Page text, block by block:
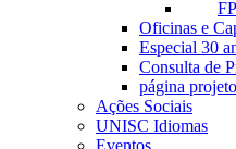
Oficinas e
Especial 30
Consulta de
página
Ações Sociais
UNISC Idiomas